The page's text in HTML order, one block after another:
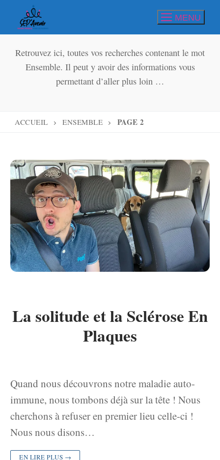
MENU
Retrouvez ici, toutes vos recherches contenant le mot
Ensemble. Il peut y avoir des informations vous
permettant d’aller plus loin …
ACCUEIL ENSEMBLE PAGE 2
La solitude et la Sclérose En
Plaques
Quand nous découvrons notre maladie auto-
immune, nous tombons déjà sur la tête ! Nous
cherchons à refuser en premier lieu celle-ci !
Nous nous disons…
EN LIRE PLUS →